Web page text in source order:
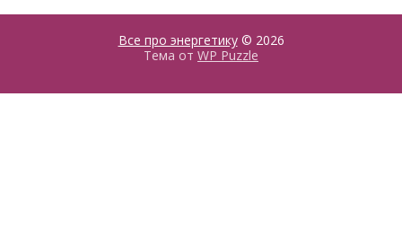
Все про энергетику© 2026
Тема от WP Puzzle